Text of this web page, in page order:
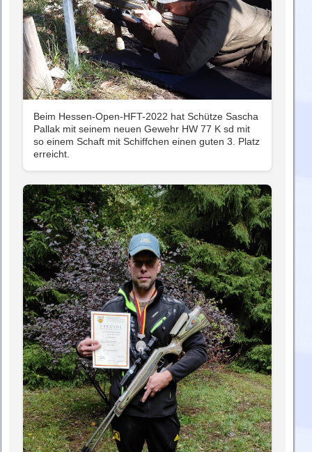
Beim Hessen-Open-HFT-2022 hat Schütze Sascha
Pallak mit seinem neuen Gewehr HW 77 K sd mit
so einem Schaft mit Schiffchen einen guten 3. Platz
erreicht.